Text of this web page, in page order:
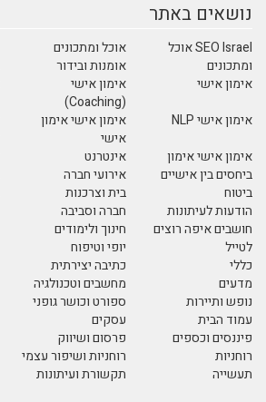
נושאים באתר
SEO Israel אוכל
ומתכונים
אוכל ומתכונים
אומנות ובידור
אימון אישי
אימון אישי
(Coaching)
אימון אישי NLP
אימון אישי אימון
אישי
אימון אישי אימון
ביחסים בין אישיים
אינטרנט
אירועי חברה
ביטוח
בית וצרכנות
הודעות לעיתונות
חברה וסביבה
חושבים איפה רוצים
לטייל
חינוך ולימודים
יופי וטיפוח
כללי
כתיבה יצירתית
מדעים
מחשבים וטכנולגיה
נופש ותיירות
ספורט וכושר גופני
עמוד הבית
עסקים
פיננסים וכספים
פרסום ושיווק
רוחניות
רוחניות ושיפור עצמי
תעשייה
תקשורת ועיתונות